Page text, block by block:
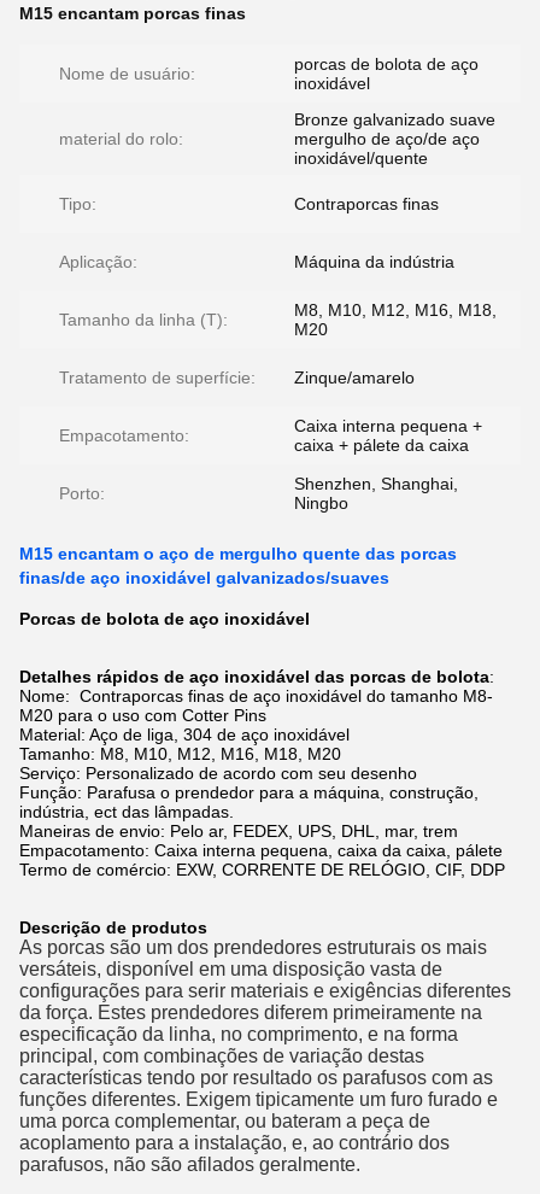
M15 encantam porcas finas
Nome de usuário:
porcas de bolota de aço
inoxidável
material do rolo:
Bronze galvanizado suave
mergulho de aço/de aço
inoxidável/quente
Tipo: Contraporcas finas
Aplicação: Máquina da indústria
Tamanho da linha (T):
M8, M10, M12, M16, M18,
M20
Tratamento de superfície: Zinque/amarelo
Empacotamento:
Caixa interna pequena +
caixa + pálete da caixa
Porto:
Shenzhen, Shanghai,
Ningbo
M15 encantam o aço de mergulho quente das porcas
finas/de aço inoxidável galvanizados/suaves
Porcas de bolota de aço inoxidável
Detalhes rápidos de aço inoxidável das porcas de bolota:
Nome: Contraporcas finas de aço inoxidável do tamanho M8-
M20 para o uso com Cotter Pins
Material: Aço de liga, 304 de aço inoxidável
Tamanho: M8, M10, M12, M16, M18, M20
Serviço: Personalizado de acordo com seu desenho
Função: Parafusa o prendedor para a máquina, construção,
indústria, ect das lâmpadas.
Maneiras de envio: Pelo ar, FEDEX, UPS, DHL, mar, trem
Empacotamento: Caixa interna pequena, caixa da caixa, pálete
Termo de comércio: EXW, CORRENTE DE RELÓGIO, CIF, DDP
Descrição de produtos
As porcas são um dos prendedores estruturais os mais
versáteis, disponível em uma disposição vasta de
configurações para serir materiais e exigências diferentes
da força. Estes prendedores diferem primeiramente na
especificação da linha, no comprimento, e na forma
principal, com combinações de variação destas
características tendo por resultado os parafusos com as
funções diferentes. Exigem tipicamente um furo furado e
uma porca complementar, ou bateram a peça de
acoplamento para a instalação, e, ao contrário dos
parafusos, não são afilados geralmente.